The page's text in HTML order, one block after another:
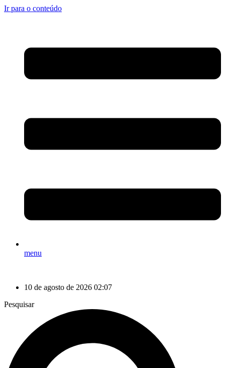
Ir para o conteúdo
menu
10 de agosto de 2026 02:07
Pesquisar